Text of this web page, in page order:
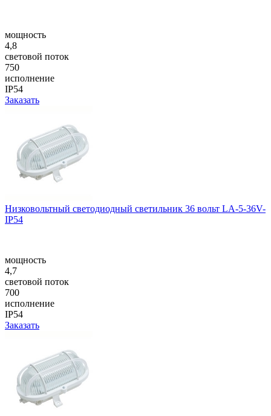
мощность
4,8
световой поток
750
исполнение
IP54
Заказать
Низковольтный светодиодный светильник 36 вольт LA-5-36V-
IP54
мощность
4,7
световой поток
700
исполнение
IP54
Заказать